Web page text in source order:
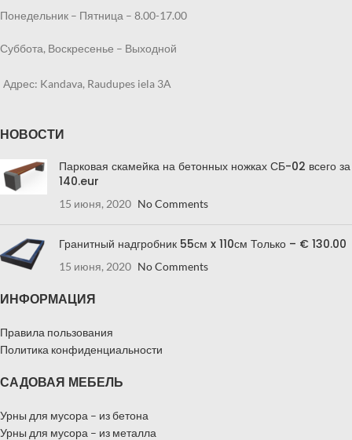
Понедельник – Пятница – 8.00-17.00
Суббота, Воскресенье – Выходной
Адрес: Kandava, Raudupes iela 3A
НОВОСТИ
Парковая скамейка на бетонных ножках СБ-02 всего за
140.eur
15 июня, 2020 No Comments
Гранитный надгробник 55см x 110см Только – € 130.00
15 июня, 2020 No Comments
ИНФОРМАЦИЯ
Правила пользования
Политика конфиденциальности
САДОВАЯ МЕБЕЛЬ
Урны для мусора – из бетона
Урны для мусора – из металла